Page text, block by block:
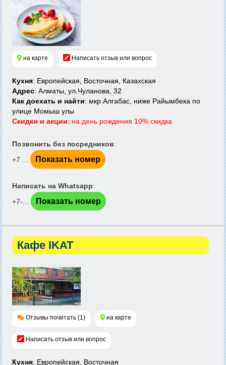
на карте Написать отзыв или вопрос
Кухня: Европейская, Восточная, Казахская
Адрес: Алматы, ул.Чуланова, 32
Как доехать и найти: мкр Алгабас, ниже Райымбека по
улице Момыш улы
Скидки и акции: на день рождения 10% скидка
Позвонить без посредников:
+7 ...
Показать номер
Написать на Whatsapp:
+7-...
Показать номер
Кафе IKAT
Отзывы почитать (1) на карте
Написать отзыв или вопрос
Кухня: Европейская, Восточная